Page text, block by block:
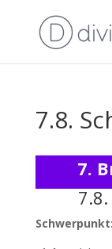
7.8.
7.
Schwerpunkt: